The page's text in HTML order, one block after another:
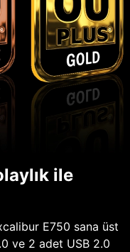
ile
E750 sana üst
ve 2 adet USB 2.0